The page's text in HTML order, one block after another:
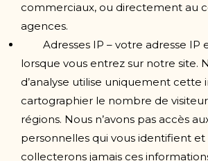
commerciaux, ou directement au
agences.
Adresses IP – votre adresse IP
lorsque vous entrez sur notre site.
d’analyse utilise uniquement
cartographier le nombre de
régions. Nous n’avons pas accès
personnelles qui vous identifient et
collecterons jamais ces